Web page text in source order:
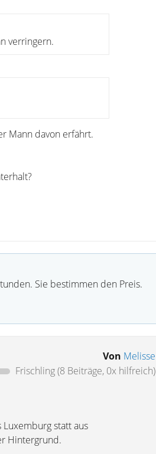
verringern.
Mann davon erfährt.
Sie bestimmen den Preis.
Von Melisse
Frischling(8 Beiträge, 0x hilfreich)
statt aus
Hintergrund.